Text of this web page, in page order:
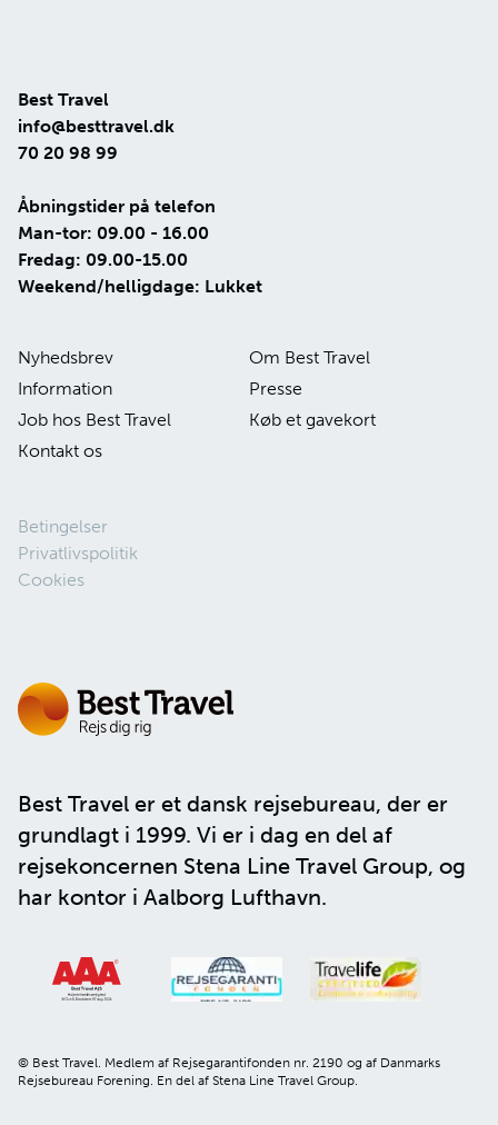
Best Travel er et dansk rejsebureau, der er
grundlagt i 1999. Vi er i dag en del af
rejsekoncernen Stena Line Travel Group, og
har kontor i Aalborg Lufthavn.
© Best Travel. Medlem af Rejsegarantifonden nr. 2190 og af Danmarks
Rejsebureau Forening. En del af Stena Line Travel Group.
Best Travel
info@besttravel.dk
70 20 98 99
Åbningstider på telefon
Man-tor: 09.00 - 16.00
Fredag: 09.00-15.00
Weekend/helligdage: Lukket
Nyhedsbrev
Om Best Travel
Information
Presse
Job hos Best Travel
Køb et gavekort
Kontakt os
Betingelser
Privatlivspolitik
Cookies